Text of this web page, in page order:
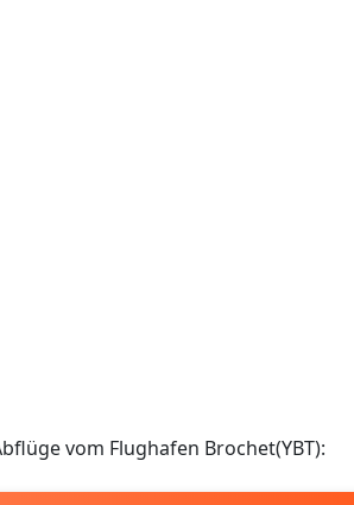
vom Flughafen Brochet(YBT):